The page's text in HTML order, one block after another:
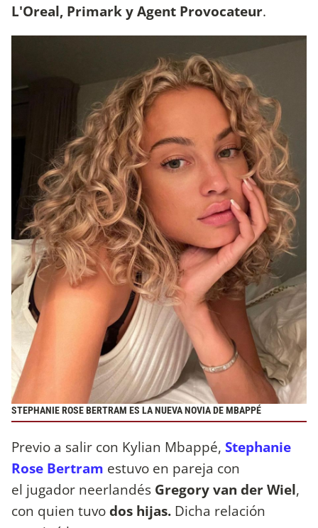
L'Oreal, Primark y Agent Provocateur.
STEPHANIE ROSE BERTRAM ES LA NUEVA NOVIA DE MBAPPÉ
Previo a salir con Kylian Mbappé, Stephanie
Rose Bertram estuvo en pareja con
el jugador neerlandés Gregory van der Wiel,
con quien tuvodos hijas. Dicha relación